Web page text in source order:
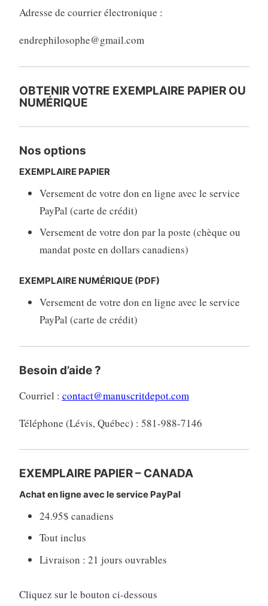
Adresse de courrier électronique :
endrephilosophe@gmail.com
OBTENIR VOTRE EXEMPLAIRE PAPIER OU
NUMÉRIQUE
Nos options
EXEMPLAIRE PAPIER
Versement de votre don en ligne avec le service
PayPal (carte de crédit)
Versement de votre don par la poste (chèque ou
mandat poste en dollars canadiens)
EXEMPLAIRE NUMÉRIQUE (PDF)
Versement de votre don en ligne avec le service
PayPal (carte de crédit)
Besoin d’aide ?
Courriel : contact@manuscritdepot.com
Téléphone (Lévis, Québec) : 581-988-7146
EXEMPLAIRE PAPIER – CANADA
Achat en ligne avec le service PayPal
24.95$ canadiens
Tout inclus
Livraison : 21 jours ouvrables
Cliquez sur le bouton ci-dessous